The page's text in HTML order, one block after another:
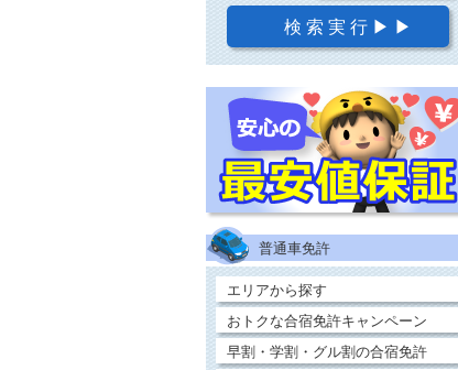
普通車免許
エリアから探す
おトクな合宿免許キャンペーン
早割・学割・グル割の合宿免許